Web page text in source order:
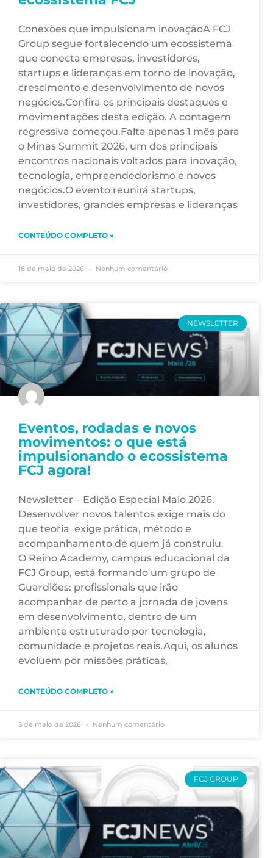
Conexões que impulsionam inovaçãoA FCJ
Group segue fortalecendo um ecossistema
que conecta empresas, investidores,
startups e lideranças em torno de inovação,
crescimento e desenvolvimento de novos
negócios.Confira os principais destaques e
movimentações desta edição. A contagem
regressiva começou.Falta apenas 1 mês para
o Minas Summit 2026, um dos principais
encontros nacionais voltados para inovação,
tecnologia, empreendedorismo e novos
negócios.O evento reunirá startups,
investidores, grandes empresas e lideranças
CONTEÚDO COMPLETO »
18 de maio de 2026 Nenhum comentário
NEWSLETTER
Eventos, rodadas e novos
movimentos: o que está
impulsionando o ecossistema
FCJ agora!
Newsletter – Edição Especial Maio 2026.
Desenvolver novos talentos exige mais do
que teoria exige prática, método e
acompanhamento de quem já construiu.
O Reino Academy, campus educacional da
FCJ Group, está formando um grupo de
Guardiões: profissionais que irão
acompanhar de perto a jornada de jovens
em desenvolvimento, dentro de um
ambiente estruturado por tecnologia,
comunidade e projetos reais.Aqui, os alunos
evoluem por missões práticas,
CONTEÚDO COMPLETO »
5 de maio de 2026 Nenhum comentário
FCJ GROUP